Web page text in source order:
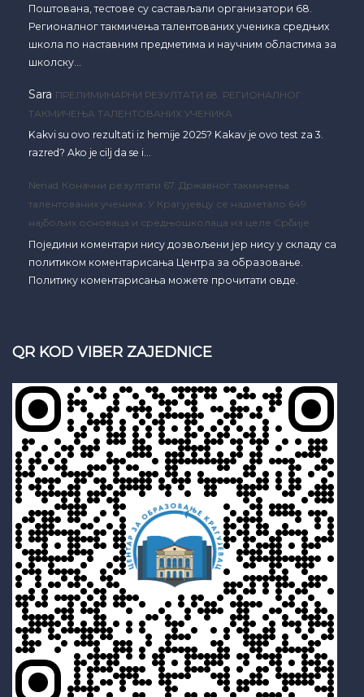
Поштована, тестове су састављали организатори 68.
Регионалног такмичења талентованих ученика средњих
школа по наставним предметима и научним областима за
школску…
Sara ПРЕЛИМИНАРНИ РЕЗУЛТАТИ 68. РЕГИОНАЛНОГ
ТАКМИЧЕЊА ТАЛЕНТОВАНИХ УЧЕНИКА
Kakvi su ovo rezultati iz hemije 2025? Kakav je ovo test za 3.
razred? Ako je cilj da se i…
Nenad Коначни резултати 67. Државног такмичења
талентованих ученика: У Крагујевцу се надметало 649
најбољих основаца и средњошколаца из целе Србије
Поједини коментари нису дозвољени јер нису у складу са
политиком коментарисања Центра за образовање.
Политику коментарисања можете прочитати овде.
QR KOD VIBER ZAJEDNICE